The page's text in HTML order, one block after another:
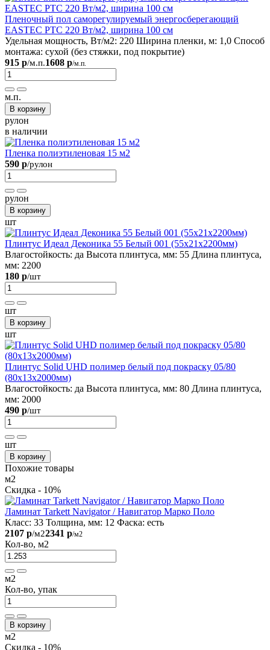
Пленочный пол саморегулируемый энергосберегающий
EASTEC PTC 220 Вт/м2, ширина 100 см
Удельная мощность, Вт/м2: 220 Ширина пленки, м: 1,0 Способ
монтажа: сухой (без стяжки, под покрытие)
915 р/м.п.1608 р/м.п.
м.п.
В корзину
рулон
в наличии
Пленка полиэтиленовая 15 м2
590 р/рулон
рулон
В корзину
шт
Плинтус Идеал Деконика 55 Белый 001 (55х21х2200мм)
Влагостойкость: да Высота плинтуса, мм: 55 Длина плинтуса,
мм: 2200
180 р/шт
шт
В корзину
шт
Плинтус Solid UHD полимер белый под покраску 05/80
(80х13х2000мм)
Влагостойкость: да Высота плинтуса, мм: 80 Длина плинтуса,
мм: 2000
490 р/шт
шт
В корзину
Похожие товары
м2
Скидка - 10%
Ламинат Tarkett Navigator / Навигатор Mарко Поло
Класс: 33 Толщина, мм: 12 Фаска: есть
2107 р/м22341 р/м2
Кол-во, м2
м2
Кол-во, упак
В корзину
м2
Скидка - 10%